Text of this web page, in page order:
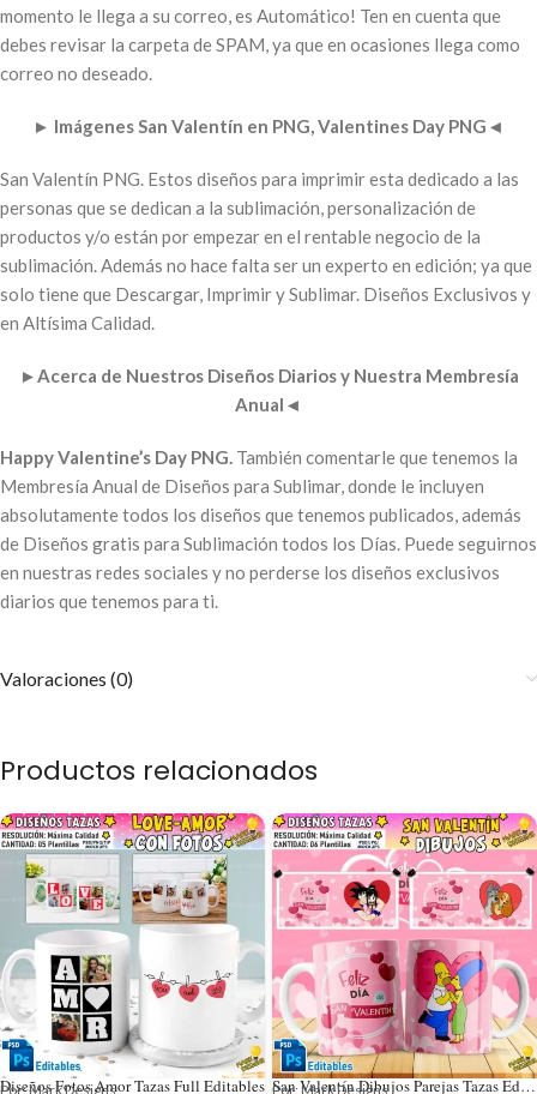
momento le llega a su correo, es Automático! Ten en cuenta que
debes revisar la carpeta de SPAM, ya que en ocasiones llega como
correo no deseado.
► Imágenes San Valentín en PNG, Valentines Day PNG ◄
San Valentín PNG. Estos diseños para imprimir esta dedicado a las
personas que se dedican a la sublimación, personalización de
productos y/o están por empezar en el rentable negocio de la
sublimación. Además no hace falta ser un experto en edición; ya que
solo tiene que Descargar, Imprimir y Sublimar. Diseños Exclusivos y
en Altísima Calidad.
►Acerca de Nuestros Diseños Diarios y Nuestra Membresía
Anual ◄
Happy Valentine’s Day PNG. También comentarle que tenemos la
Membresía Anual de Diseños para Sublimar, donde le incluyen
absolutamente todos los diseños que tenemos publicados, además
de Diseños gratis para Sublimación todos los Días. Puede seguirnos
en nuestras redes sociales y no perderse los diseños exclusivos
diarios que tenemos para ti.
Valoraciones (0)
Productos relacionados
Diseños Fotos Amor Tazas Full Editables
Por: Mark Designs San Valentín Dibujos Parejas Tazas Editables
Por: Mark Designs